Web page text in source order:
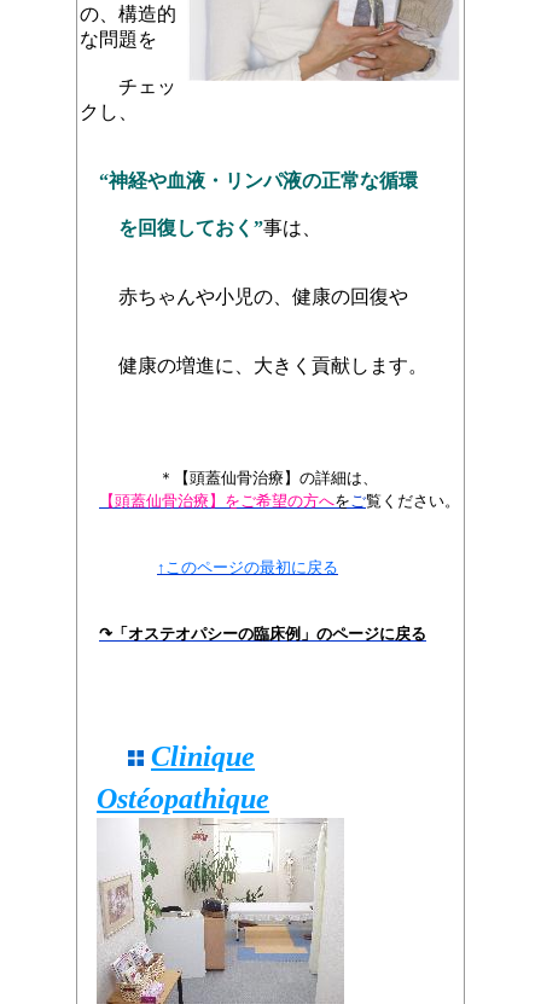
の、構造的
な問題を
チェッ
クし、
“神経や血液・リンパ液の正常な循環
を回復しておく”事は、
赤ちゃんや小児の、健康の回復や
健康の増進に、 大きく貢献します。
＊【頭蓋仙骨治療】の詳細は、
【頭蓋仙骨治療】をご希望の方へをご覧く ださい。
↑このページの最初に戻る
↷「オステオパシーの臨床例」のページに戻る
Clinique
Ostéopathique